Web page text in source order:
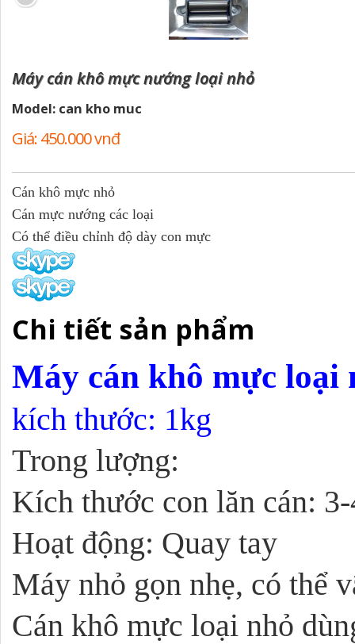
Máy cán khô mực nướng loại nhỏ
Model: can kho muc
Giá: 450.000 vnđ
Cán khô mực nhỏ
Cán mực nướng các loại
Có thể điều chỉnh độ dày con mực
Chi tiết sản phẩm
Máy cán khô mực loại
kích thước: 1kg
Trong lượng:
Kích thước con lăn cán:
Hoạt động: Quay tay
Máy nhỏ gọn nhẹ, có thể
Cán khô mực loại nhỏ